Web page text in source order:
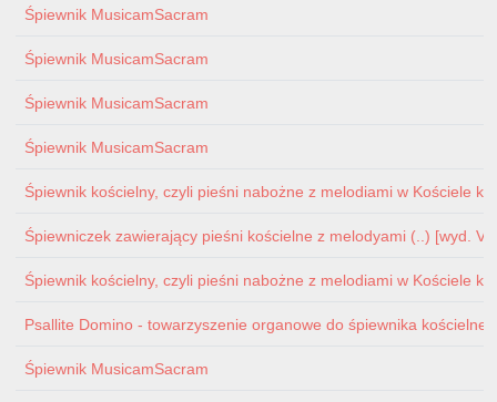
Śpiewnik MusicamSacram
Śpiewnik MusicamSacram
Śpiewnik MusicamSacram
Śpiewnik MusicamSacram
Śpiewnik kościelny, czyli pieśni nabożne z melodiami w Kościele
Śpiewniczek zawierający pieśni kościelne z melodyami (..) [wyd. V
Śpiewnik kościelny, czyli pieśni nabożne z melodiami w Kościele
Psallite Domino - towarzyszenie organowe do śpiewnika
Śpiewnik MusicamSacram